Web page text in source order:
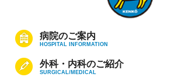
病院のご案内
HOSPITAL INFORMATION
外科・内科のご紹介
SURGICAL/MEDICAL